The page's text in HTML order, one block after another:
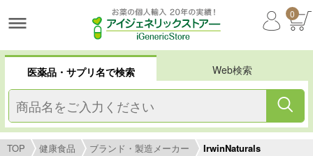
0
医薬品・サプリ名で検索 Web検索
TOP 健康食品 ブランド・製造メーカー IrwinNaturals